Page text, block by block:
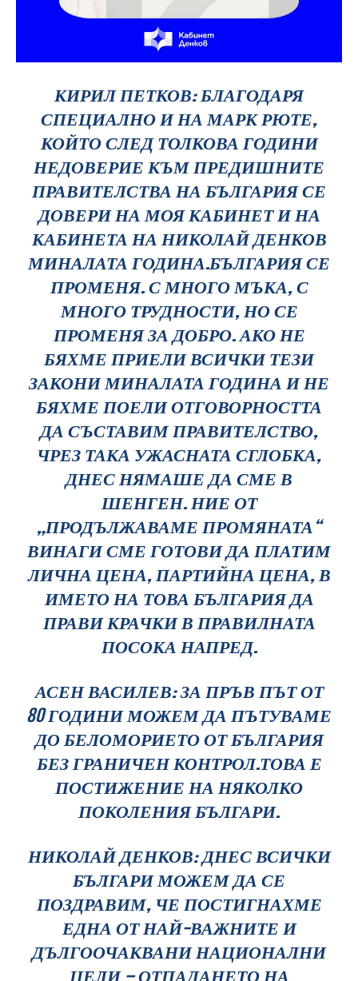
КИРИЛ ПЕТКОВ: БЛАГОДАРЯ
СПЕЦИАЛНО И НА МАРК РЮТЕ,
КОЙТО СЛЕД ТОЛКОВА ГОДИНИ
НЕДОВЕРИЕ КЪМ ПРЕДИШНИТЕ
ПРАВИТЕЛСТВА НА БЪЛГАРИЯ СЕ
ДОВЕРИ НА МОЯ КАБИНЕТ И НА
КАБИНЕТА НА НИКОЛАЙ ДЕНКОВ
МИНАЛАТА ГОДИНА.БЪЛГАРИЯ СЕ
ПРОМЕНЯ. С МНОГО МЪКА, С
МНОГО ТРУДНОСТИ, НО СЕ
ПРОМЕНЯ ЗА ДОБРО. АКО НЕ
БЯХМЕ ПРИЕЛИ ВСИЧКИ ТЕЗИ
ЗАКОНИ МИНАЛАТА ГОДИНА И НЕ
БЯХМЕ ПОЕЛИ ОТГОВОРНОСТТА
ДА СЪСТАВИМ ПРАВИТЕЛСТВО,
ЧРЕЗ ТАКА УЖАСНАТА СГЛОБКА,
ДНЕС НЯМАШЕ ДА СМЕ В
ШЕНГЕН. НИЕ ОТ
„ПРОДЪЛЖАВАМЕ ПРОМЯНАТА“
ВИНАГИ СМЕ ГОТОВИ ДА ПЛАТИМ
ЛИЧНА ЦЕНА, ПАРТИЙНА ЦЕНА, В
ИМЕТО НА ТОВА БЪЛГАРИЯ ДА
ПРАВИ КРАЧКИ В ПРАВИЛНАТА
ПОСОКА НАПРЕД.
АСЕН ВАСИЛЕВ: ЗА ПРЪВ ПЪТ ОТ
80 ГОДИНИ МОЖЕМ ДА ПЪТУВАМЕ
ДО БЕЛОМОРИЕТО ОТ БЪЛГАРИЯ
БЕЗ ГРАНИЧЕН КОНТРОЛ.ТОВА Е
ПОСТИЖЕНИЕ НА НЯКОЛКО
ПОКОЛЕНИЯ БЪЛГАРИ.
НИКОЛАЙ ДЕНКОВ: ДНЕС ВСИЧКИ
БЪЛГАРИ МОЖЕМ ДА СЕ
ПОЗДРАВИМ, ЧЕ ПОСТИГНАХМЕ
ЕДНА ОТ НАЙ-ВАЖНИТЕ И
ДЪЛГООЧАКВАНИ НАЦИОНАЛНИ
ЦЕЛИ – ОТПАДАНЕТО НА